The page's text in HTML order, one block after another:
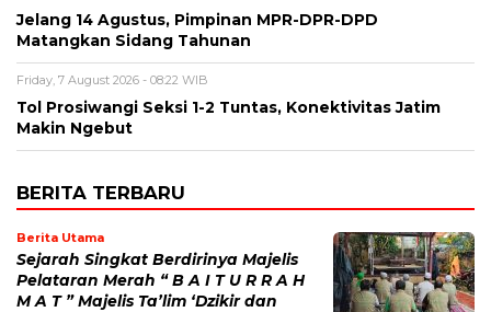
Jelang 14 Agustus, Pimpinan MPR-DPR-DPD
Matangkan Sidang Tahunan
Friday, 7 August 2026 - 08:22 WIB
Tol Prosiwangi Seksi 1-2 Tuntas, Konektivitas Jatim
Makin Ngebut
BERITA TERBARU
Berita Utama
Sejarah Singkat Berdirinya Majelis
Pelataran Merah “ B A I T U R R A H
M A T ” Majelis Ta’lim ‘Dzikir dan